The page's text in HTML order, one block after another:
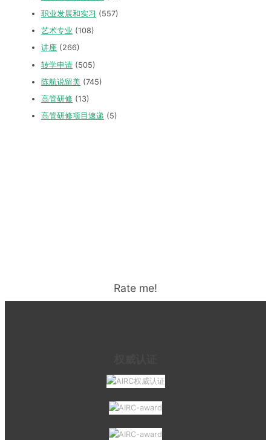
职业发展和实习 (557)
艺术专业 (108)
讲座 (266)
转学申请 (505)
陈航说留美 (745)
高管研修 (13)
高管研修项目速递 (5)
Rate me!